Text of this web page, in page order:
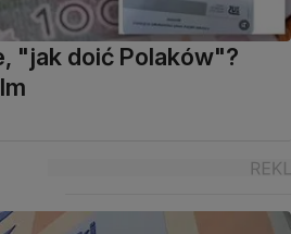
"jak doić Polaków"?